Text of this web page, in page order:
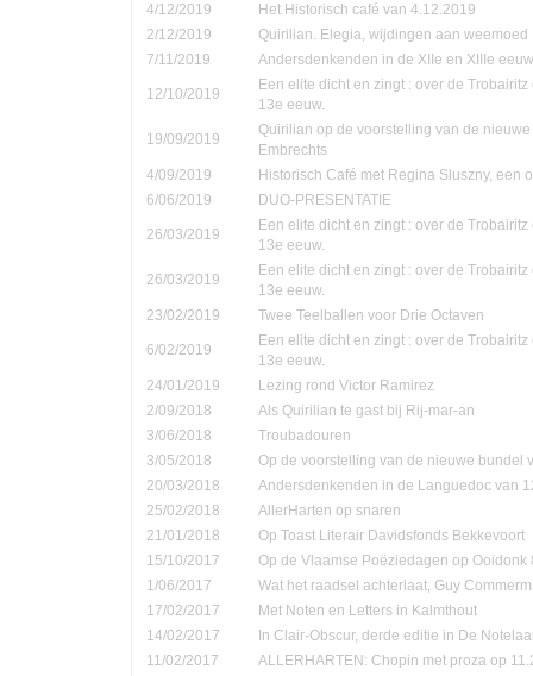
4/12/2019
Het Historisch café van 4.12.2019
2/12/2019
Quirilian. Elegia, wijdingen aan weemoed
7/11/2019
Andersdenkenden in de XIIe en XIIIe
12/10/2019
Een elite dicht en zingt : over de
13e eeuw.
19/09/2019
Quirilian op de voorstelling van de
Embrechts
4/09/2019
Historisch Café met Regina Sluszny, een
6/06/2019
DUO-PRESENTATIE
26/03/2019
Een elite dicht en zingt : over de
13e eeuw.
26/03/2019
Een elite dicht en zingt : over de
13e eeuw.
23/02/2019
Twee Teelballen voor Drie Octaven
6/02/2019
Een elite dicht en zingt : over de
13e eeuw.
24/01/2019
Lezing rond Victor Ramirez
2/09/2018
Als Quirilian te gast bij Rij-mar-an
3/06/2018
Troubadouren
3/05/2018
Op de voorstelling van de nieuwe bundel
20/03/2018
Andersdenkenden in de Languedoc van
25/02/2018
AllerHarten op snaren
21/01/2018
Op Toast Literair Davidsfonds Bekkevoort
15/10/2017
Op de Vlaamse Poëziedagen op
1/06/2017
Wat het raadsel achterlaat, Guy
17/02/2017
Met Noten en Letters in Kalmthout
14/02/2017
In Clair-Obscur, derde editie in De
11/02/2017
ALLERHARTEN: Chopin met proza op